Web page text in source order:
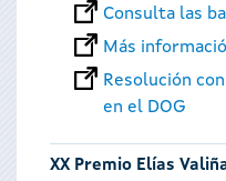
Consulta las
Más
Resolución
en el DOG
XX Premio Elías